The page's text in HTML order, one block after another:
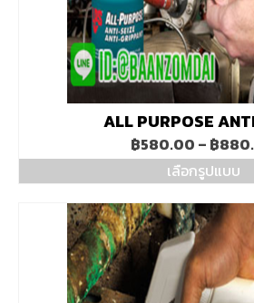
ALL PURPOSE
฿580.00 – ฿
เลือกรูปแบบ
product
has
multiple
The
options